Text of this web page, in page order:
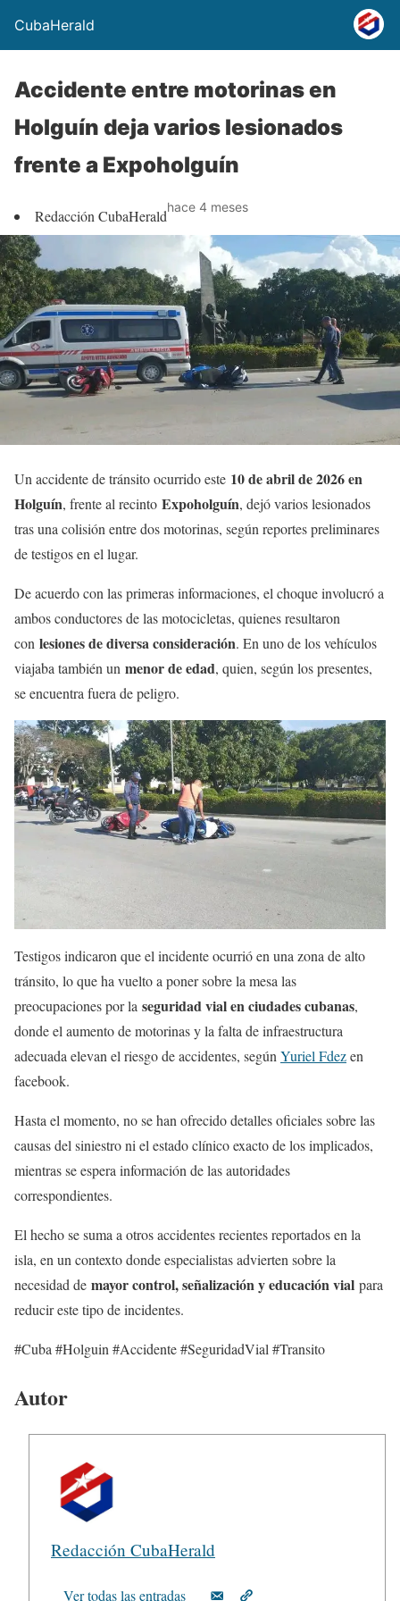
CubaHerald
Accidente entre motorinas en
Holguín deja varios lesionados
frente a Expoholguín
Redacción CubaHeraldhace 4 meses
Un accidente de tránsito ocurrido este 10 de abril de 2026 en
Holguín, frente al recinto Expoholguín, dejó varios lesionados
tras una colisión entre dos motorinas, según reportes preliminares
de testigos en el lugar.
De acuerdo con las primeras informaciones, el choque involucró a
ambos conductores de las motocicletas, quienes resultaron
con lesiones de diversa consideración. En uno de los vehículos
viajaba también un menor de edad, quien, según los presentes,
se encuentra fuera de peligro.
Testigos indicaron que el incidente ocurrió en una zona de alto
tránsito, lo que ha vuelto a poner sobre la mesa las
preocupaciones por la seguridad vial en ciudades cubanas,
donde el aumento de motorinas y la falta de infraestructura
adecuada elevan el riesgo de accidentes, según Yuriel Fdezen
facebook.
Hasta el momento, no se han ofrecido detalles oficiales sobre las
causas del siniestro ni el estado clínico exacto de los implicados,
mientras se espera información de las autoridades
correspondientes.
El hecho se suma a otros accidentes recientes reportados en la
isla, en un contexto donde especialistas advierten sobre la
necesidad de mayor control, señalización y educación vial para
reducir este tipo de incidentes.
#Cuba #Holguin #Accidente #SeguridadVial #Transito
Autor
Redacción CubaHerald
Ver todas las entradas